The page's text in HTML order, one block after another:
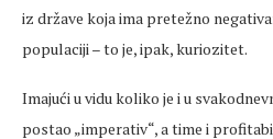
iz države koja ima pretežno
populaciji – to je, ipak, kuriozitet.
Imajući u vidu koliko je i u
postao „imperativ“, a time i